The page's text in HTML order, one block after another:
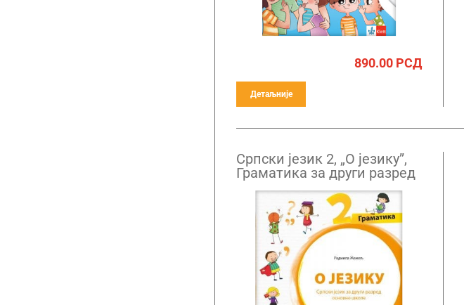
890.00РСД
Детаљније
Српски језик 2, „О језику”,
Граматика за други разред
основне школе